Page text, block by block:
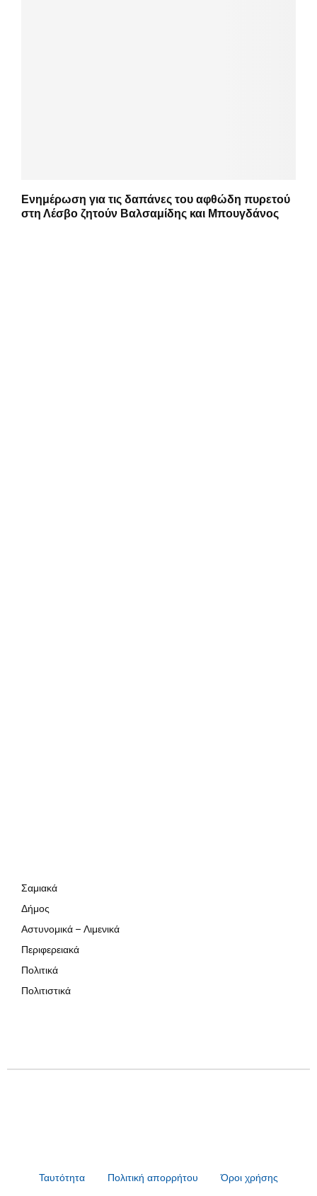
Ενημέρωση για τις δαπάνες του αφθώδη πυρετού
στη Λέσβο ζητούν Βαλσαμίδης και Μπουγδάνος
Σαμιακά
Δήμος
Αστυνομικά – Λιμενικά
Περιφερειακά
Πολιτικά
Πολιτιστικά
Ταυτότητα Πολιτική απορρήτου Όροι χρήσης